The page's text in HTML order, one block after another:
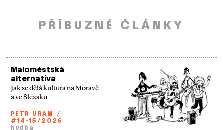
PŘÍBUZNÉ ČLÁNKY
Maloměstská
alternativa
Jak se dělá kultura na Moravě
a ve Slezsku
PETR URAM /
#14-15/2026
hudba